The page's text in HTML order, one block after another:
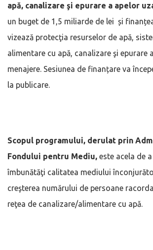
apă, canalizare şi epurare a apelor
un buget de 1,5 miliarde de lei și
vizează protecţia resurselor de apă,
alimentare cu apă, canalizare şi epurare
menajere. Sesiunea de finanțare va
la publicare.
Scopul programului, derulat prin
Fondului pentru Mediu, este acela de
îmbunătăţi calitatea mediului
creşterea numărului de persoane
reţea de canalizare/alimentare cu apă.